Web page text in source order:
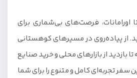
اورامانات، فرصت‌های بی‌شماری برای
از پیاده‌روی در مسیرهای کوهستانی
بازدید از بازارهای محلی و خرید صنایع
سفر تجربه‌ای کامل و متنوع را برای شما